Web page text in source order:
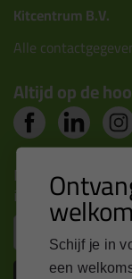
Kitcentrum B.V.
Alle
Altijd op de
Nieuws, tips en
inbox
Schijf je in
een